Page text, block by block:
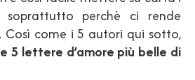
soprattutto perchè ci rende
Così come i 5 autori qui sotto,
5 lettere d’amore più belle di